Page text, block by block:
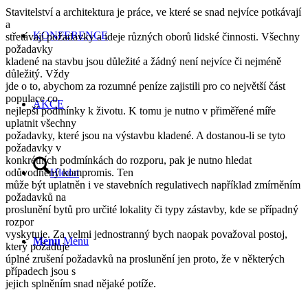
KONFERENCE
AKCE
Hledat
Menu Menu
Stavitelství a architektura je práce, ve které se snad nejvíce potkávají
a
střetávají požadavky a ideje různých oborů lidské činnosti. Všechny
požadavky
kladené na stavbu jsou důležité a žádný není nejvíce či nejméně
důležitý. Vždy
jde o to, abychom za rozumné peníze zajistili pro co největší část
populace co
nejlepší podmínky k životu. K tomu je nutno v přiměřené míře
uplatnit všechny
požadavky, které jsou na výstavbu kladené. A dostanou-li se tyto
požadavky v
konkrétních podmínkách do rozporu, pak je nutno hledat
odůvodněný kompromis. Ten
může být uplatněn i ve stavebních regulativech například zmírněním
požadavků na
proslunění bytů pro určité lokality či typy zástavby, kde se případný
rozpor
vyskytuje. Za velmi jednostranný bych naopak považoval postoj,
který požaduje
úplné zrušení požadavků na proslunění jen proto, že v některých
případech jsou s
jejich splněním snad nějaké potíže.